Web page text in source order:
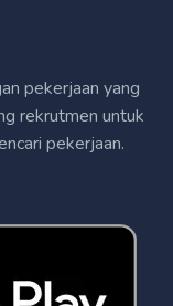
pekerjaan yang
rekrutmen untuk
pekerjaan.